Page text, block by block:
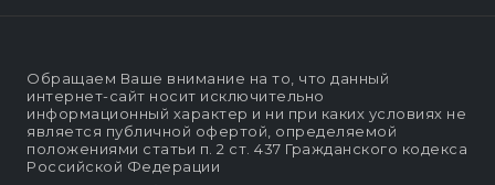
Обращаем Ваше внимание на то, что данный
интернет-сайт носит исключительно
информационный характер и ни при каких условиях не
является публичной офертой, определяемой
положениями статьи п. 2 ст. 437 Гражданского кодекса
Российской Федерации